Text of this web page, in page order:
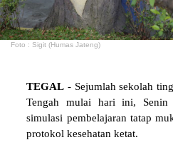
Foto : Sigit (Humas Jateng)
TEGAL - Sejumlah sekolah
Tengah mulai hari ini, Senin
simulasi pembelajaran tatap
protokol kesehatan ketat.